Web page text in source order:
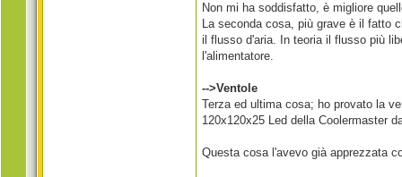
Non mi ha soddisfatto, è migliore
La seconda cosa, più grave è il fatto
il flusso d'aria. In teoria il flusso più
l'alimentatore.
-->Ventole
Terza ed ultima cosa; ho provato la
120x120x25 Led della Coolermaster
Questa cosa l'avevo già apprezzata